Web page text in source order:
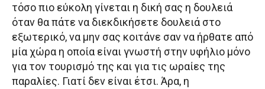
τόσο πιο εύκολη γίνεται η δική σας η δουλειά
όταν θα πάτε να διεκδικήσετε δουλειά στο
εξωτερικό, να μην σας κοιτάνε σαν να ήρθατε από
μία χώρα η οποία είναι γνωστή στην υφήλιο μόνο
για τον τουρισμό της και για τις ωραίες της
παραλίες. Γιατί δεν είναι έτσι. Άρα, η